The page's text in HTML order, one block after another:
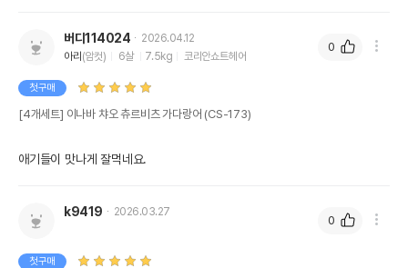
버디114024
2026.04.12
아리(암컷) 6살 7.5kg 코리안쇼트헤어
첫구매
[4개세트] 이나바 챠오 츄르비츠 가다랑어 (CS-173)
애기들이 맛나게 잘먹네요.
0
k9419 2026.03.27
첫구매
0